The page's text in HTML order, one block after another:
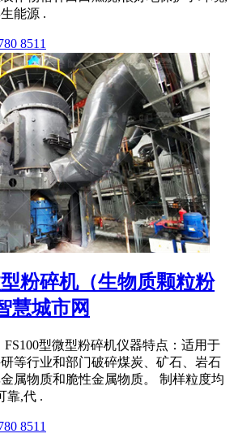
能源 .
8511
粉碎机（生物质颗粒粉
慧城市网
FS100型微型粉碎机仪器特点：适用于
等行业和部门破碎煤炭、矿石、岩石
属物质和脆性金属物质。 制样粒度均
靠,代 .
8511